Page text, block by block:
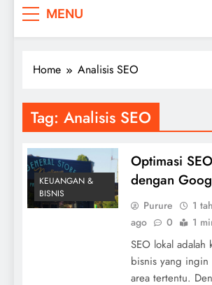
MENU
Home Analisis SEO
Tag: Analisis SEO
KEUANGAN &
BISNIS
Optimasi
dengan
Purure
1
ago
0 1
SEO lokal adalah
bisnis yang
area tertentu.